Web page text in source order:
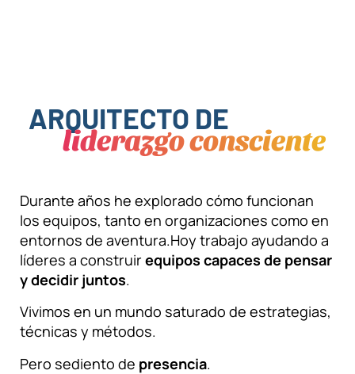
ARQUITECTO DE
liderazgo consciente
Durante años he explorado cómo funcionan
los equipos, tanto en organizaciones como en
entornos de aventura.Hoy trabajo ayudando a
líderes a construir equipos capaces de pensar
y decidir juntos.
Vivimos en un mundo saturado de estrategias,
técnicas y métodos.
Pero sediento de presencia.